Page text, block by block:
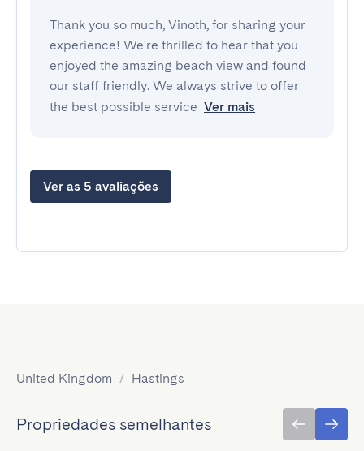
Thank you so much, Vinoth, for sharing your
experience! We're thrilled to hear that you
enjoyed the amazing beach view and found
our staff friendly. We always strive to offer
the best possible service Ver mais
Ver as 5 avaliações
United Kingdom / Hastings
Propriedades semelhantes